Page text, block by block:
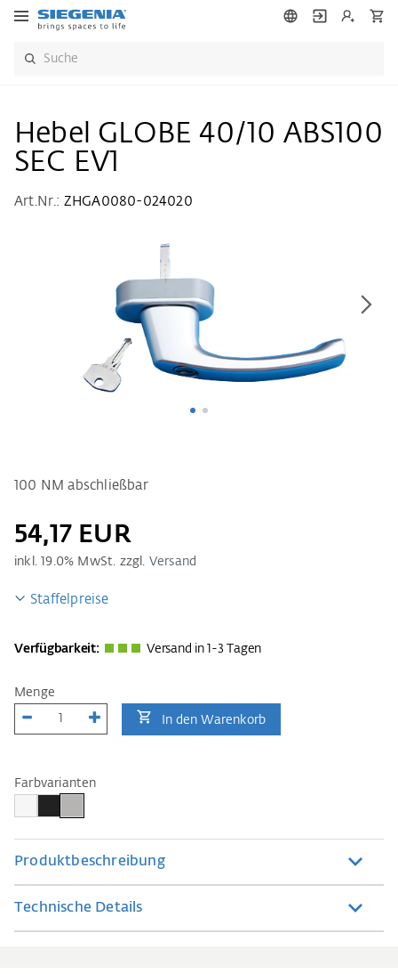
Hebel GLOBE 40/10 ABS100
SEC EV1
Art.Nr.: ZHGA0080-024020
100 NM abschließbar
54,17 EUR
inkl.19.0% MwSt. zzgl. Versand
Staffelpreise
Verfügbarkeit: Versand in 1-3 Tagen
Menge
In den Warenkorb
Farbvarianten
Produktbeschreibung
Technische Details